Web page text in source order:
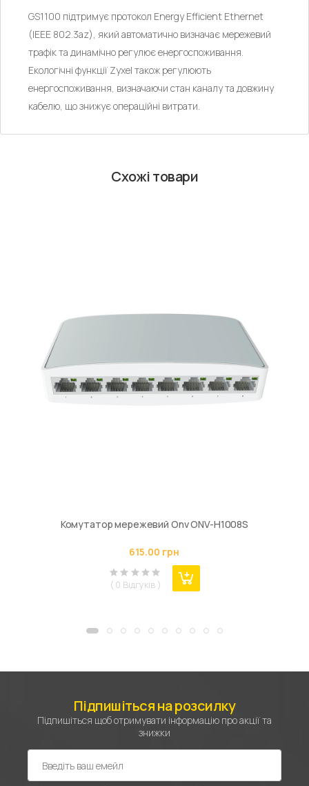
GS1100 підтримує протокол Energy Efficient Ethernet
(IEEE 802.3az), який автоматично визначає мережевий
трафік та динамічно регулює енергоспоживання.
Екологічні функції Zyxel також регулюють
енергоспоживання, визначаючи стан каналу та довжину
кабелю, що знижує операційні витрати.
Схожі товари
Комутатор мережевий Onv ONV-H1008S
615.00 грн
( 0 Відгуків )
Підпишіться на розсилку
Підпишіться щоб отримувати інформацію про акції та
знижки